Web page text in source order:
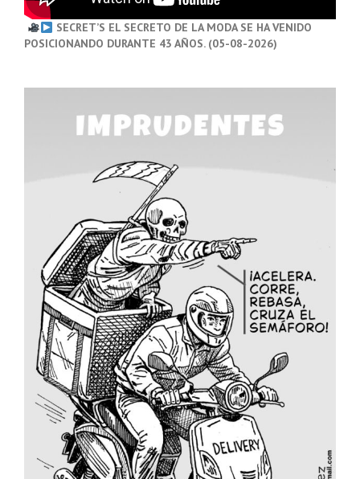
SECRET’S EL SECRETO DE LA MODA SE HA VENIDO
POSICIONANDO DURANTE 43 AÑOS. (05-08-2026)